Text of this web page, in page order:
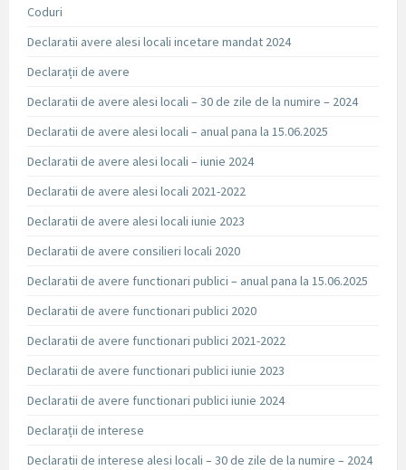
Coduri
Declaratii avere alesi locali incetare mandat 2024
Declarații de avere
Declaratii de avere alesi locali – 30 de zile de la numire – 2024
Declaratii de avere alesi locali – anual pana la 15.06.2025
Declaratii de avere alesi locali – iunie 2024
Declaratii de avere alesi locali 2021-2022
Declaratii de avere alesi locali iunie 2023
Declaratii de avere consilieri locali 2020
Declaratii de avere functionari publici – anual pana la 15.06.2025
Declaratii de avere functionari publici 2020
Declaratii de avere functionari publici 2021-2022
Declaratii de avere functionari publici iunie 2023
Declaratii de avere functionari publici iunie 2024
Declarații de interese
Declaratii de interese alesi locali – 30 de zile de la numire – 2024